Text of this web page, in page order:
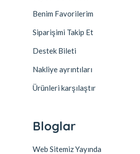
Benim Favorilerim
Siparişimi Takip Et
Destek Bileti
Nakliye ayrıntıları
Ürünleri karşılaştır
Bloglar
Web Sitemiz Yayında